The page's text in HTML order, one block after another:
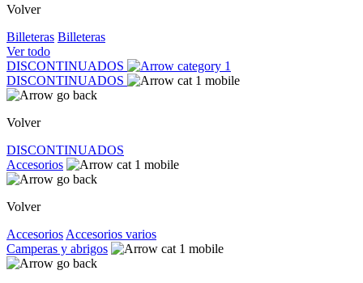
Volver
Billeteras Billeteras
Ver todo
DISCONTINUADOS
DISCONTINUADOS
Volver
DISCONTINUADOS
Accesorios
Volver
Accesorios Accesorios varios
Camperas y abrigos